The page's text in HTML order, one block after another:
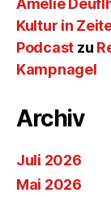
Kultur in
Podcast zu
Kampnagel
Archiv
Juli 2026
Mai 2026